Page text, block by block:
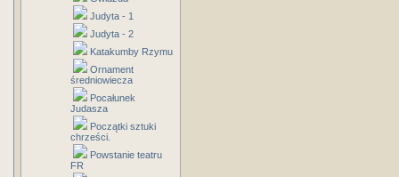
Judyta - 1
Judyta - 2
Katakumby Rzymu
Ornament
średniowiecza
Pocałunek
Judasza
Początki sztuki
chrześci.
Powstanie teatru
FR